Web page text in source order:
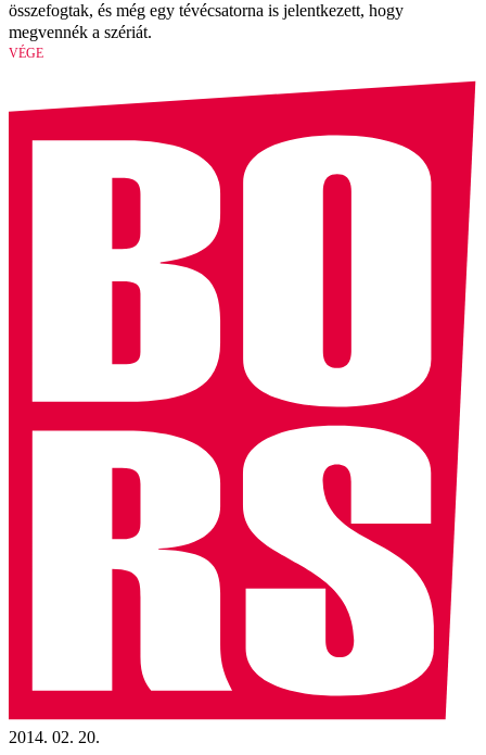
összefogtak, és még egy tévécsatorna is jelentkezett, hogy
megvennék a szériát.
VÉGE
2014. 02. 20.